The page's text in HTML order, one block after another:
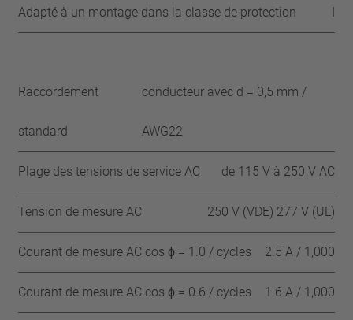
Adapté à un montage dans la classe de protection I
Raccordement
standard
conducteur avec d = 0,5 mm /
AWG22
Plage des tensions de service AC de 115 V à 250 V AC
Tension de mesure AC 250 V (VDE) 277 V (UL)
Courant de mesure AC cos ϕ = 1.0 / cycles 2.5 A / 1,000
Courant de mesure AC cos ϕ = 0.6 / cycles 1.6 A / 1,000